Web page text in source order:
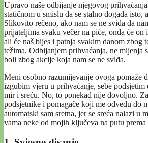
Upravo naše odbijanje njegovog
statičnom u smislu da se stalno događa isto,
Slikovito rečeno, ako nam se ne sviđa da
prijateljima svaku večer na piće, onda će on
ali će naš bijes i patnja svakim danom zbog
težima. Odbijanjem prihvaćanja, ne mijenja
boli zbog akcije koja nam se ne sviđa.
Meni osobno razumijevanje ovoga pomaže
izgubim vjeru u prihvaćanje, sebe podsjetim
mir i sreću. No, to ponekad nije dovoljno.
podsjetnike i pomagače koji me odvedu do
automatski sam sretna, jer se sreća nalazi u
vama neke od mojih ključeva na putu